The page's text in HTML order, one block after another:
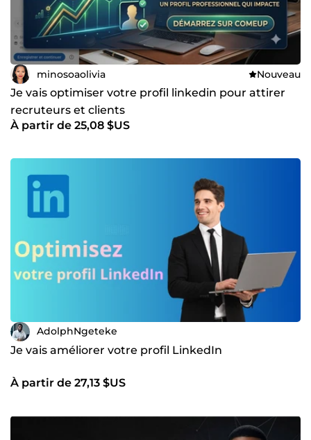
minosoaolivia Nouveau
Je vais optimiser votre profil linkedin pour attirer
recruteurs et clients
À partir de 25,08 $US
AdolphNgeteke
Je vais améliorer votre profil LinkedIn
À partir de 27,13 $US